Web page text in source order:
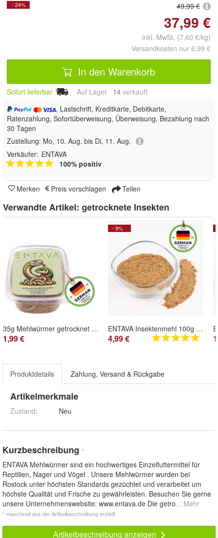
- 24% 49,99 €
37,99 €
inkl. MwSt. (7,60 €/kg)
Versandkosten nur 6,99 €
In den Warenkorb
Sofort lieferbar Auf Lager 14 verkauft
, Lastschrift, Kreditkarte, Debitkarte,
Ratenzahlung, Sofortüberweisung, Überweisung, Bezahlung nach
30 Tagen
Zustellung: Mo, 10. Aug. bis Di, 11. Aug.
Verkäufer: ENTAVA
100% positiv
Merken Preis vorschlagen Teilen
Verwandte Artikel: getrocknete Insekten
35g Mehlwürmer getrocknet ENTAVA Futter für Reptilien Schlange Amphibien Mäuse
1,99 €
- 9%
ENTAVA Insektenmehl 100g Proteinergänzung für Insektenfresser, Mäuse, Reptilien
4,99 €
Produktdetails Zahlung, Versand & Rückgabe
Artikelmerkmale
Zustand: Neu
Kurzbeschreibung *
ENTAVA Mehlwürmer sind ein hochwertiges Einzelfuttermittel für
Reptilien, Nager und Vögel . Unsere Mehlwürmer wurden bei
Rostock unter höchsten Standards gezüchtet und verarbeitet um
höchste Qualität und Frische zu gewährleisten. Besuchen Sie gerne
unsere Unternehmenswebsite: www.entava.de Die getro... Mehr
* maschinell aus der Artikelbeschreibung erstellt
Artikelbeschreibung anzeigen